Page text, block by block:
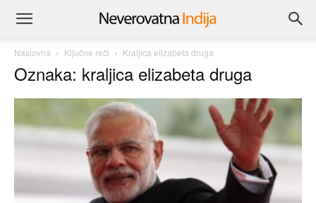
Naslovna Ključne reči Kraljica elizabeta druga
Oznaka: kraljica elizabeta druga